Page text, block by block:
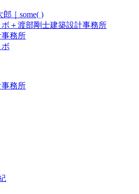
｜some( )
＋渡部剛士建築設計事務所
務所
務所